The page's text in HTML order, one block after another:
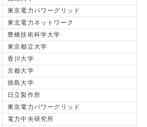
東京電力パワーグリッド
東北電力ネットワーク
豊橋技術科学大学
東京都立大学
香川大学
京都大学
徳島大学
日立製作所
東京電力パワーグリッド
電力中央研究所